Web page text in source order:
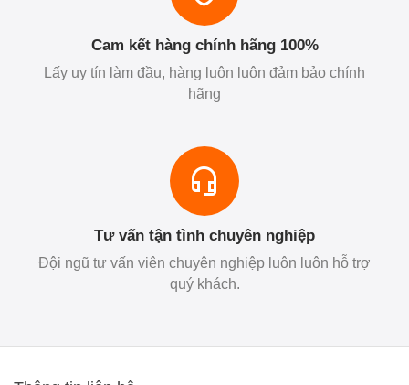
Cam kết hàng chính hãng 100%
Lấy uy tín làm đầu, hàng luôn luôn đảm bảo chính
hãng
Tư vấn tận tình chuyên nghiệp
Đội ngũ tư vấn viên chuyên nghiệp luôn luôn hỗ trợ
quý khách.